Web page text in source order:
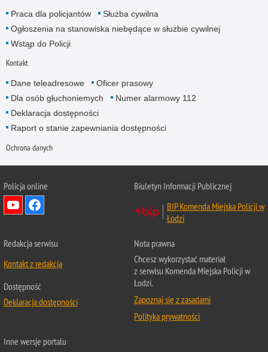
Praca dla policjantów
Służba cywilna
Ogłoszenia na stanowiska niebędące w służbie cywilnej
Wstąp do Policji
Kontakt
Dane teleadresowe
Oficer prasowy
Dla osób głuchoniemych
Numer alarmowy 112
Deklaracja dostępności
Raport o stanie zapewniania dostępności
Ochrona danych
Policja online
Biuletyn Informacji Publicznej
BIP Komenda Miejska Policji w
Łodzi
Redakcja serwisu
Kontakt z redakcją
Dostępność
Deklaracja dostępności
Nota prawna
Chcesz wykorzystać materiał
z serwisu Komenda Miejska Policji w
Łodzi.
Zapoznaj się z zasadami
Polityka prywatności
Inne wersje portalu